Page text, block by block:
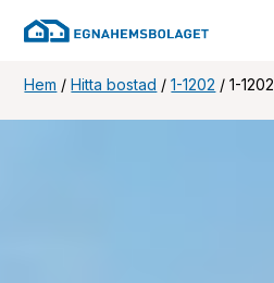
Hem /Hitta bostad /1-1202 /1-1202